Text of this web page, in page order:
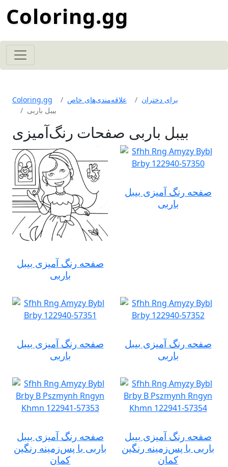
Coloring.gg
Coloring.gg علاقه‌مندی‌های خاص
برای دختران
بیبل باربی
بیبل باربی صفحات رنگ‌آمیزی
صفحه رنگ آمیزی بیبل
باربی
صفحه رنگ آمیزی بیبل
باربی
صفحه رنگ آمیزی بیبل
باربی
صفحه رنگ آمیزی بیبل
باربی
صفحه رنگ آمیزی بیبل
باربی با پس‌زمینه رنگین
کمان
صفحه رنگ آمیزی بیبل
باربی با پس‌زمینه رنگین
کمان